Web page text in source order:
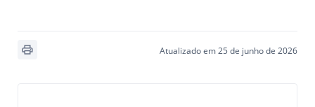
Atualizado em 25 de junho de 2026